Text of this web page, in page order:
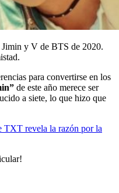
Jimin y V de BTS de 2020.
para convertirse en los
de este año merece ser
a siete, lo que hizo que
TXT revela la razón por la